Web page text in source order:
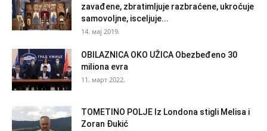
zavađene, zbratimljuje razbraćene, ukroćuje
samovoljne, isceljuje...
14. мај 2019.
OBILAZNICA OKO UŽICA Obezbeđeno 30
miliona evra
11. март 2022.
TOMETINO POLJE Iz Londona stigli Melisa i
Zoran Đukić